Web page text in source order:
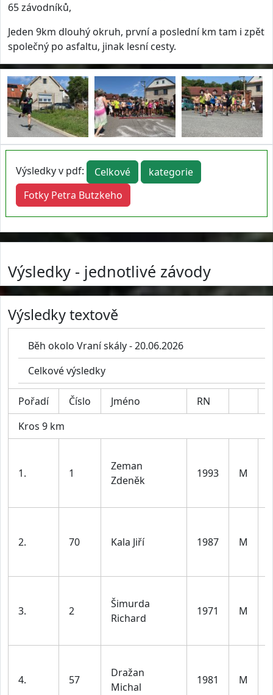
65 závodníků,
Jeden 9km dlouhý okruh, první a poslední km tam i zpět
společný po asfaltu, jinak lesní cesty.
Výsledky v pdf: Celkové
kategorie
Fotky Petra Butzkeho
Výsledky - jednotlivé závody
Výsledky textově
Běh okolo Vraní skály - 20.06.2026
Celkové výsledky
Pořadí Číslo Jméno RN
Kros 9 km
1. 1
Zeman
Zdeněk
1993 M
2. 70 Kala Jiří 1987 M
3. 2
Šimurda
Richard
1971 M
4. 57
Dražan
Michal
1981 M